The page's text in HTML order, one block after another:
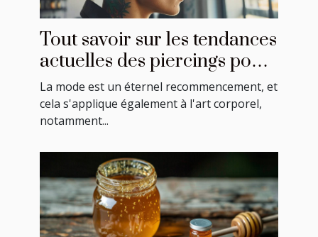
Tout savoir sur les tendances
actuelles des piercings pour
cartilage
La mode est un éternel recommencement, et
cela s'applique également à l'art corporel,
notamment...